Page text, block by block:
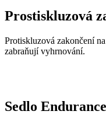
Prostiskluzová
Protiskluzová zakončení
zabraňují vyhrnování.
Sedlo